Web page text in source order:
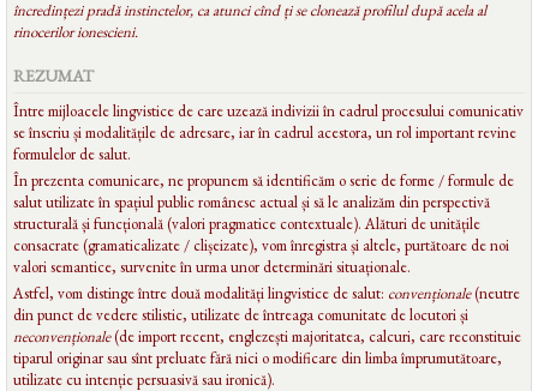
încredințezi pradă instinctelor, ca atunci cînd ți se clonează profilul după acela al
rinocerilor ionescieni.
REZUMAT
Între mijloacele lingvistice de care uzează indivizii în cadrul procesului comunicativ
se înscriu și modalitățile de adresare, iar în cadrul acestora, un rol important revine
formulelor de salut.
În prezenta comunicare, ne propunem să identificăm o serie de forme / formule de
salut utilizate în spațiul public românesc actual și să le analizăm din perspectivă
structurală și funcțională (valori pragmatice contextuale). Alături de unitățile
consacrate (gramaticalizate / clișeizate), vom înregistra și altele, purtătoare de noi
valori semantice, survenite în urma unor determinări situaționale.
Astfel, vom distinge între două modalități lingvistice de salut: convenționale(neutre
din punct de vedere stilistic, utilizate de întreaga comunitate de locutori și
neconvenționale(de import recent, englezești majoritatea, calcuri, care reconstituie
tiparul originar sau sînt preluate fără nici o modificare din limba împrumutătoare,
utilizate cu intenție persuasivă sau ironică).